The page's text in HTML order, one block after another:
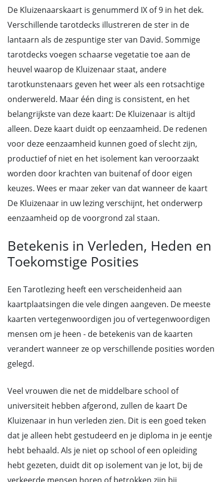
De Kluizenaarskaart is genummerd IX of 9 in het dek.
Verschillende tarotdecks illustreren de ster in de
lantaarn als de zespuntige ster van David. Sommige
tarotdecks voegen schaarse vegetatie toe aan de
heuvel waarop de Kluizenaar staat, andere
tarotkunstenaars geven het weer als een rotsachtige
onderwereld. Maar één ding is consistent, en het
belangrijkste van deze kaart: De Kluizenaar is altijd
alleen. Deze kaart duidt op eenzaamheid. De redenen
voor deze eenzaamheid kunnen goed of slecht zijn,
productief of niet en het isolement kan veroorzaakt
worden door krachten van buitenaf of door eigen
keuzes. Wees er maar zeker van dat wanneer de kaart
De Kluizenaar in uw lezing verschijnt, het onderwerp
eenzaamheid op de voorgrond zal staan.
Betekenis in Verleden, Heden en
Toekomstige Posities
Een Tarotlezing heeft een verscheidenheid aan
kaartplaatsingen die vele dingen aangeven. De meeste
kaarten vertegenwoordigen jou of vertegenwoordigen
mensen om je heen - de betekenis van de kaarten
verandert wanneer ze op verschillende posities worden
gelegd.
Veel vrouwen die net de middelbare school of
universiteit hebben afgerond, zullen de kaart De
Kluizenaar in hun verleden zien. Dit is een goed teken
dat je alleen hebt gestudeerd en je diploma in je eentje
hebt behaald. Als je niet op school of een opleiding
hebt gezeten, duidt dit op isolement van je lot, bij de